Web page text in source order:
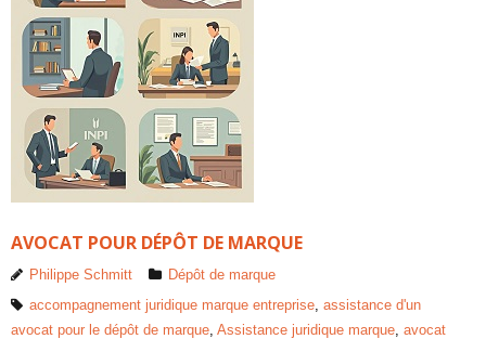
AVOCAT POUR DÉPÔT DE MARQUE
Philippe Schmitt
Dépôt de marque
accompagnement juridique marque entreprise, assistance d'un
avocat pour le dépôt de marque, Assistance juridique marque, avocat